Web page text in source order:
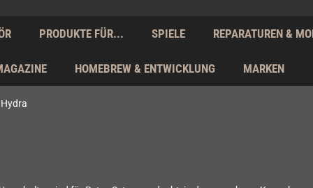
PRODUKTE FÜR... SPIELE REPARATUREN &
HOMEBREW & ENTWICKLUNG MARKEN
Hydra